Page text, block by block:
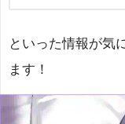
といった情報が気
ます！